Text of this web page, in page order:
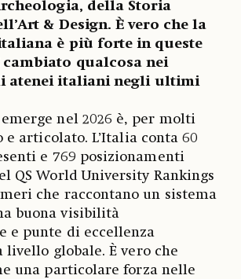
della Storia
& Design. È vero che la
è più forte in queste
cambiato qualcosa nei
atenei italiani negli ultimi
nel 2026 è, per molti
e articolato. L’Italia conta 60
e 769 posizionamenti
QS World University Rankings
che raccontano un sistema
buona visibilità
e punte di eccellenza
livello globale. È vero che
una particolare forza nelle